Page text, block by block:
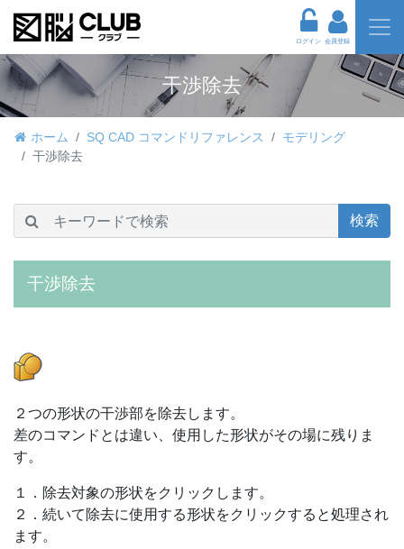
ログイン 会員登録
干渉除去
ホーム SQ CAD コマンドリファレンス
モデリング
干渉除去
検索
干渉除去
２つの形状の干渉部を除去します。
差のコマンドとは違い、使用した形状がその場に残りま
す。
１．除去対象の形状をクリックします。
２．続いて除去に使用する形状をクリックすると処理され
ます。